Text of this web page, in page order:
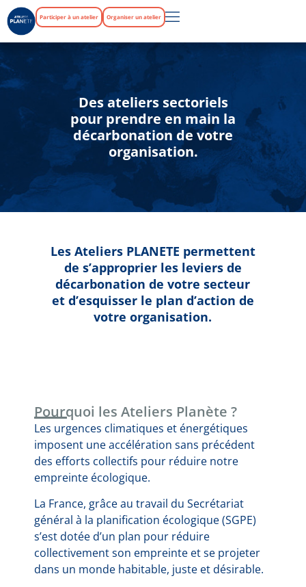
Participer à un atelier Organiser un atelier
Des ateliers sectoriels
pour prendre en main la
décarbonation de votre
organisation.
Les Ateliers PLANETE permettent
de s’approprier les leviers de
décarbonation de votre secteur
et d’esquisser le plan d’action de
votre organisation.
Pourquoi les Ateliers Planète ?
Les urgences climatiques et énergétiques
imposent une accélération sans précédent
des efforts collectifs pour réduire notre
empreinte écologique.
La France, grâce au travail du Secrétariat
général à la planification écologique (SGPE)
s’est dotée d’un plan pour réduire
collectivement son empreinte et se projeter
dans un monde habitable, juste et désirable.